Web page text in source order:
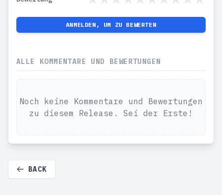
ANMELDEN, UM ZU BEWERTEN
ALLE KOMMENTARE UND BEWERTUNGEN
Noch keine Kommentare und Bewertungen
zu diesem Release. Sei der Erste!
BACK